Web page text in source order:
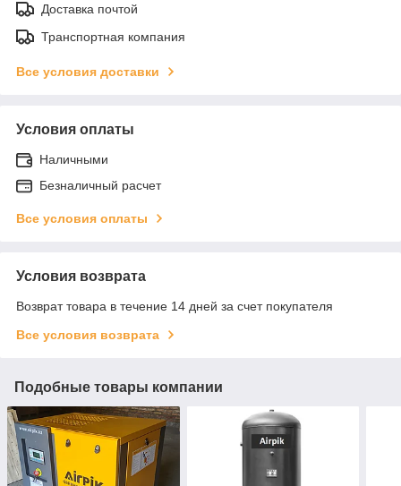
Доставка почтой
Транспортная компания
Все условия доставки
Условия оплаты
Наличными
Безналичный расчет
Все условия оплаты
Условия возврата
Возврат товара в течение 14 дней за счет покупателя
Все условия возврата
Подобные товары компании